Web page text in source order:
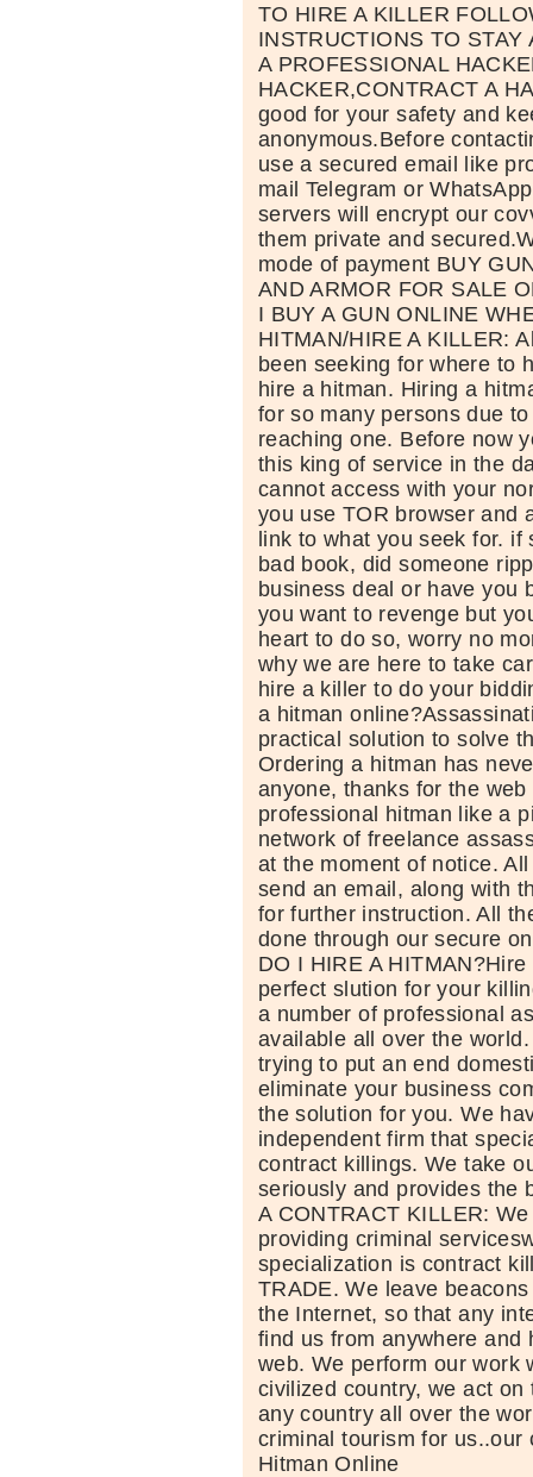
TO HIRE A KILLER
INSTRUCTIONS TO STAY
A PROFESSIONAL
HACKER,CONTRACT A
good for your safety and
anonymous.Before
use a secured email like
mail Telegram or
servers will encrypt our
them private and
mode of payment BUY
AND ARMOR FOR SALE
I BUY A GUN ONLINE
HITMAN/HIRE A KILLER:
been seeking for where to
hire a hitman. Hiring a
for so many persons due
reaching one. Before now
this king of service in the
cannot access with your
you use TOR browser and
link to what you seek for. if
bad book, did someone
business deal or have you
you want to revenge but
heart to do so, worry no
why we are here to take
hire a killer to do your
a hitman
practical solution to solve
Ordering a hitman has
anyone, thanks for the
professional hitman like a
network of freelance
at the moment of notice.
send an email, along with
for further instruction. All
done through our secure
DO I HIRE A
perfect slution for your
a number of professional
available all over the
trying to put an end
eliminate your business
the solution for you. We
independent firm that
contract killings. We take
seriously and provides the
A CONTRACT KILLER:
providing criminal
specialization is contract
TRADE. We leave
the Internet, so that any
find us from anywhere and
web. We perform our work
civilized country, we act on
any country all over the
criminal tourism for us..our
Hitman Online